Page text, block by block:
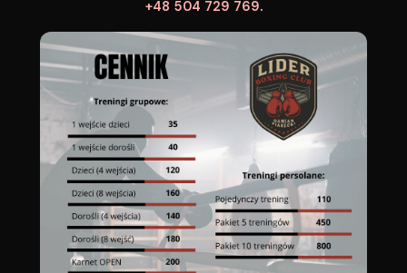
+48 504 729 769.